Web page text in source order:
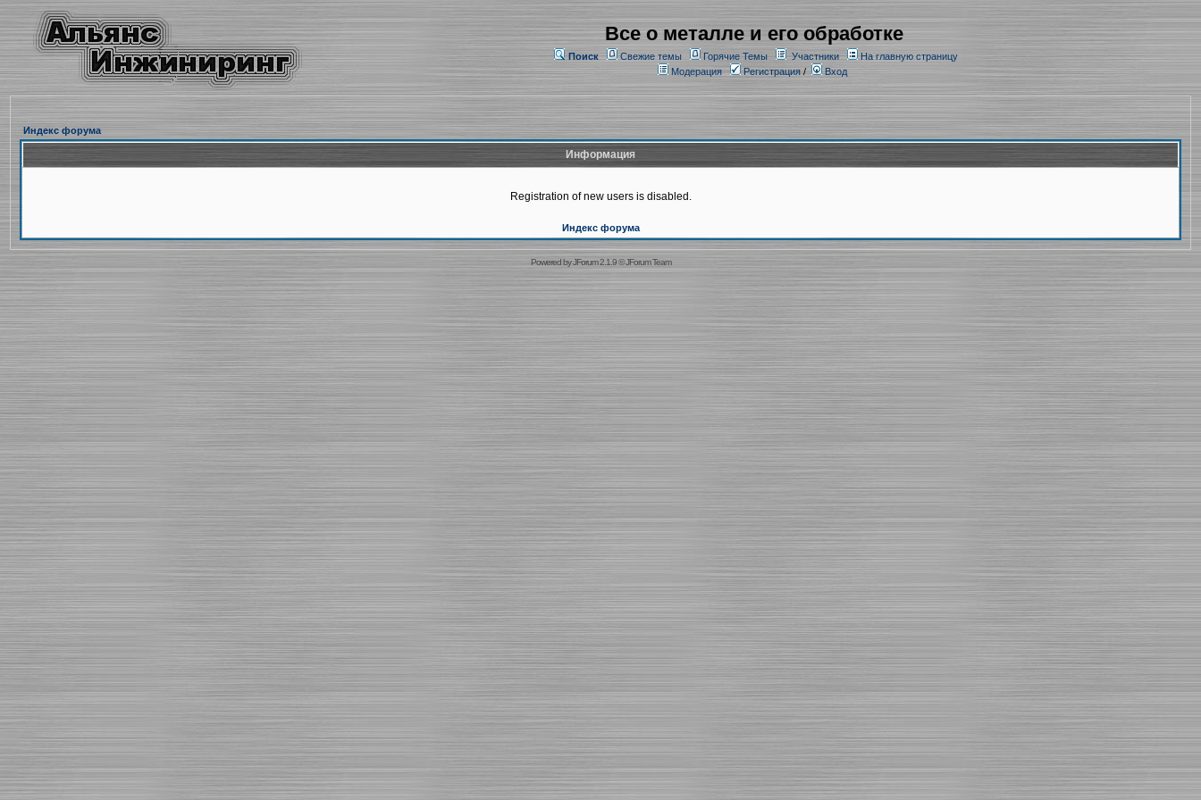
Все о металле и его обработке
Поиск Свежие темы Горячие Темы Участники
На главную страницу
Модерация
Регистрация/ Вход
Индекс форума
Информация
Registration of new users is disabled.
Индекс форума
Powered byJForum 2.1.9©JForum Team